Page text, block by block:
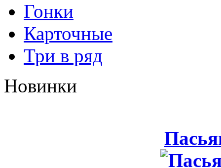
Гонки
Карточные
Три в ряд
Новинки